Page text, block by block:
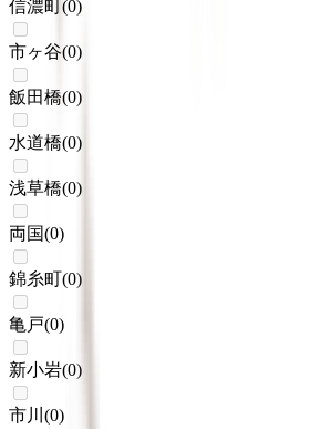
信濃町(0)
市ヶ谷(0)
飯田橋(0)
水道橋(0)
浅草橋(0)
両国(0)
錦糸町(0)
亀戸(0)
新小岩(0)
市川 (0)